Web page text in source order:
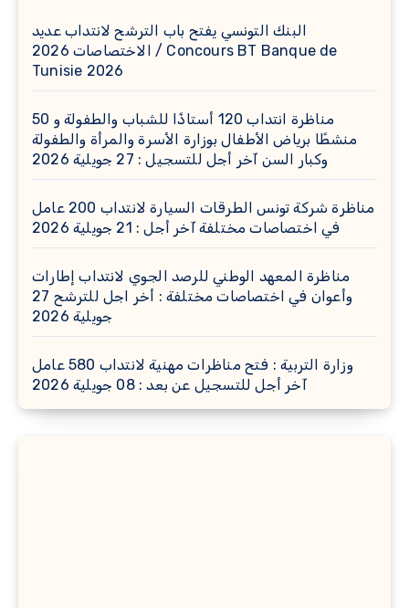
البنك التونسي يفتح باب الترشح لانتداب عديد
الاختصاصات 2026 / Concours BT Banque de
Tunisie 2026
مناظرة انتداب 120 أستاذًا للشباب والطفولة و 50
منشطًا برياض الأطفال بوزارة الأسرة والمرأة والطفولة
وكبار السن آخر أجل للتسجيل : 27 جويلية 2026
مناظرة شركة تونس الطرقات السيارة لانتداب 200 عامل
في اختصاصات مختلفة آخر أجل : 21 جويلية 2026
مناظرة المعهد الوطني للرصد الجوي لانتداب إطارات
وأعوان في اختصاصات مختلفة : أخر اجل للترشح 27
جويلية 2026
وزارة التربية : فتح مناظرات مهنية لانتداب 580 عامل
آخر أجل للتسجيل عن بعد : 08 جويلية 2026